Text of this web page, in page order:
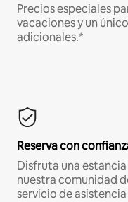
Precios especiales
vacaciones y un
adicionales.*
Reserva con
Disfruta una
nuestra comunidad
servicio de asistencia